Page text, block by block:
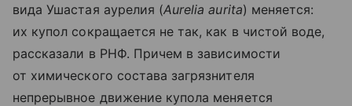
вида Ушастая аурелия (Aurelia aurita) меняется:
их купол сокращается не так, как в чистой воде,
рассказали в РНФ. Причем в зависимости
от химического состава загрязнителя
непрерывное движение купола меняется